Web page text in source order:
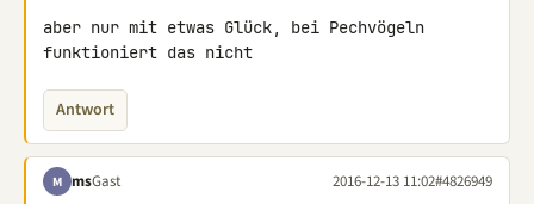
aber nur mit etwas Glück, bei Pechvögeln
funktioniert das nicht
Antwort
M msGast 2016-12-13 11:02#4826949